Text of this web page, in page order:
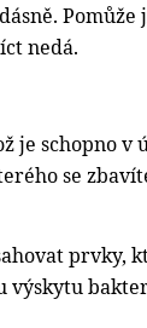
nedá.
schopno v
se
prvky,